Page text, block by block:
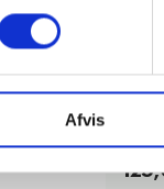
Afvis
spejl